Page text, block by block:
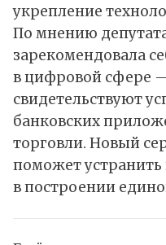
укрепление
По мнению
зарекомендовала
в цифровой сфере
свидетельствуют
банковских
торговли. Новый
поможет устранить
в построении